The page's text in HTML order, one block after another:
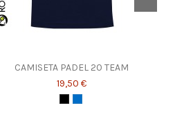
CAMISETA PADEL 20 TEAM
19,50 €